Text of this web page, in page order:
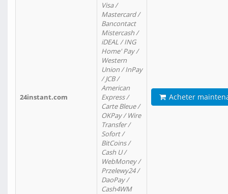
24instant.com
Visa /
Mastercard /
Bancontact
Mistercash /
iDEAL / ING
Home' Pay /
Western
Union / InPay
/ JCB /
American
Express /
Carte Bleue /
OKPay / Wire
Transfer /
Sofort /
BitCoins /
Cash U /
WebMoney /
Przelewy24 /
DaoPay /
Cash4WM
Acheter